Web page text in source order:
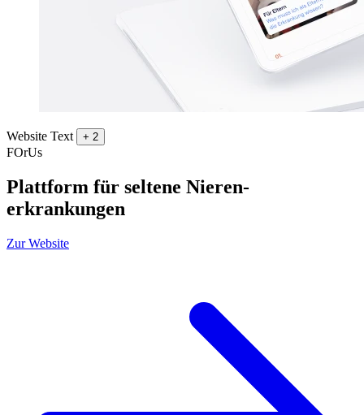
Website Text + 2
FOrUs
Plattform für seltene Nieren-
erkrankungen
Zur Website